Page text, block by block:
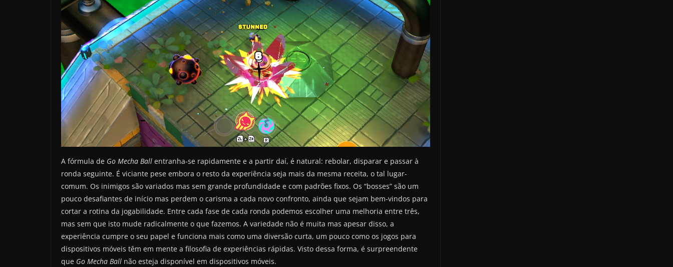
A fórmula de Go Mecha Ball entranha-se rapidamente e a partir daí, é natural: rebolar, disparar e passar à
ronda seguinte. É viciante pese embora o resto da experiência seja mais da mesma receita, o tal lugar-
comum. Os inimigos são variados mas sem grande profundidade e com padrões fixos. Os “bosses” são um
pouco desafiantes de início mas perdem o carisma a cada novo confronto, ainda que sejam bem-vindos para
cortar a rotina da jogabilidade. Entre cada fase de cada ronda podemos escolher uma melhoria entre três,
mas sem que isto mude radicalmente o que fazemos. A variedade não é muita mas apesar disso, a
experiência cumpre o seu papel e funciona mais como uma diversão curta, um pouco como os jogos para
dispositivos móveis têm em mente a filosofia de experiências rápidas. Visto dessa forma, é surpreendente
que Go Mecha Ball não esteja disponível em dispositivos móveis.